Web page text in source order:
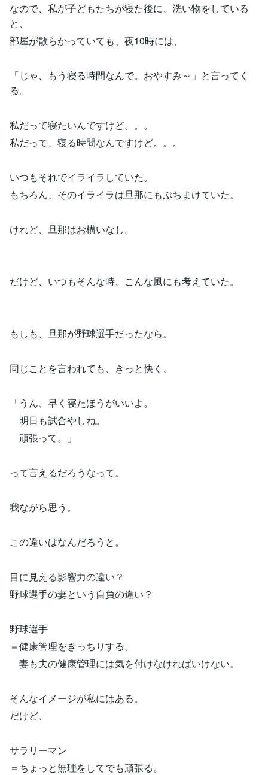
なので、私が子どもたちが寝た後に、洗い物をしている
と、
部屋が散らかっていても、夜10時には、
「じゃ、もう寝る時間なんで。おやすみ～」と言ってく
る。
私だって寝たいんですけど。。。
私だって、寝る時間なんですけど。。。
いつもそれでイライラしていた。
もちろん、そのイライラは旦那にもぶちまけていた。
けれど、旦那はお構いなし。
だけど、いつもそんな時、こんな風にも考えていた。
もしも、旦那が野球選手だったなら。
同じことを言われても、きっと快く、
「うん、早く寝たほうがいいよ。
明日も試合やしね。
頑張って。」
って言えるだろうなって。
我ながら思う。
この違いはなんだろうと。
目に見える影響力の違い？
野球選手の妻という自負の違い？
野球選手
＝健康管理をきっちりする。
妻も夫の健康管理には気を付けなければいけない。
そんなイメージが私にはある。
だけど、
サラリーマン
＝ちょっと無理をしてでも頑張る。